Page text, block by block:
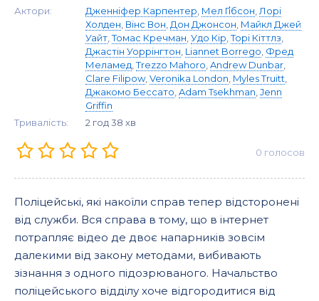
Актори:
Дженніфер Карпентер Мел Ґібсон Лорі
Холден Вінс Вон Дон Джонсон Майкл Джей
Уайт ,Томас Кречман Удо Кір ,Торі Кіттлз
Джастін Уоррінгтон Liannet Borrego Фред
Меламед ,Trezzo Mahoro Andrew Dunbar
Clare Filipow, Veronika London Myles Truitt
Джакомо Бессато Adam Tsekhman Jenn
Griffin
Тривалість:
2 год 38 хв
0 голосов
Поліцейські, які накоїли справ тепер відсторонені
від служби. Вся справа в тому, що в інтернет
потрапляє відео де двоє напарників зовсім
далекими від закону методами, вибивають
зізнання з одного підозрюваного. Начальство
поліцейського відділу хоче відгородитися від